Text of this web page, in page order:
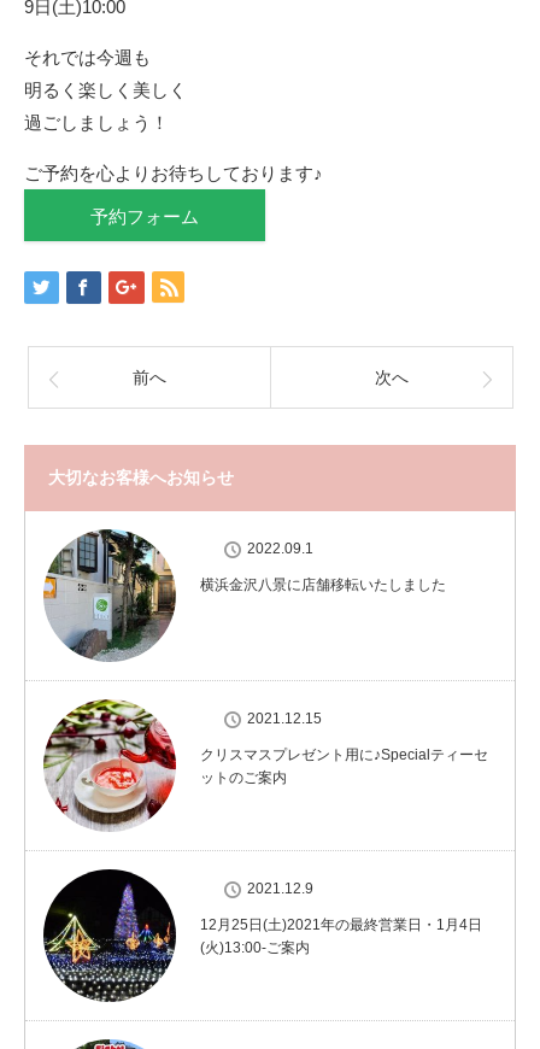
9日(土)10:00
それでは今週も
明るく楽しく美しく
過ごしましょう！
ご予約を心よりお待ちしております♪
予約フォーム
前へ 次へ
大切なお客様へお知らせ
2022.09.1
横浜金沢八景に店舗移転いたしました
2021.12.15
クリスマスプレゼント用に♪Specialティーセ
ットのご案内
2021.12.9
12月25日(土)2021年の最終営業日・1月4日
(火)13:00-ご案内